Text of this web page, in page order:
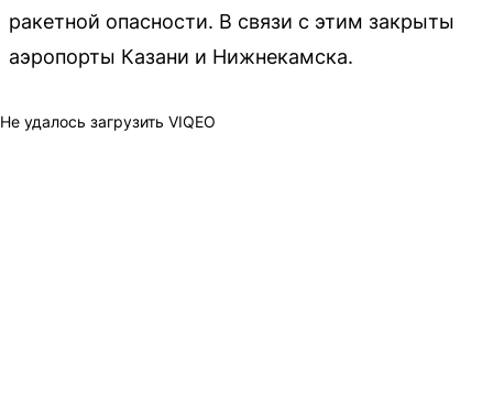
ракетной опасности. В связи с этим закрыты
аэропорты Казани и Нижнекамска.
Не удалось загрузить VIQEO